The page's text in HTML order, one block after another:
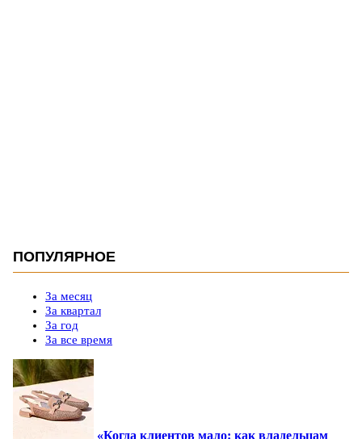
ПОПУЛЯРНОЕ
За месяц
За квартал
За год
За все время
«Когда клиентов мало: как владельцам